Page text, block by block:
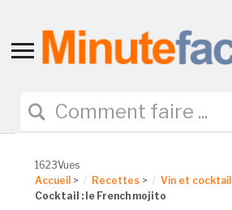
Toggle
navigation
1623Vues
Accueil > Recettes > Vin et cocktail
Cocktail : le French mojito